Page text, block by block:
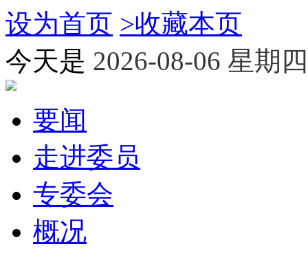
设为首页 >收藏本页
今天是 2026-08-06 星期四
要闻
走进委员
专委会
概况